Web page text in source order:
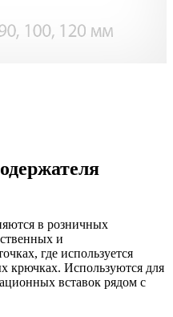
в розничных
и
где используется
крючках. Используются для
вставок рядом с